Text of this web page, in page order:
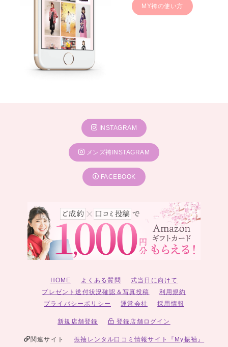
MY袴の使い方
INSTAGRAM
メンズ袴INSTAGRAM
FACEBOOK
HOME よくある質問
式当日に向けて
プレゼント送付状況確認＆写真投稿
利用規約
プライバシーポリシー
運営会社 採用情報
新規店舗登録 登録店舗ログイン
関連サイト 振袖レンタル口コミ情報サイト『My振袖』